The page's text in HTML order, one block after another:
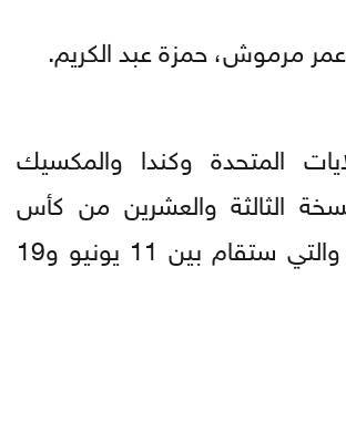
مرموش، حمزة عبد الكريم.
المتحدة وكندا والمكسيك
الثالثة والعشرين من كأس
العالم 2026، والتي ستقام بين 11 يونيو و19